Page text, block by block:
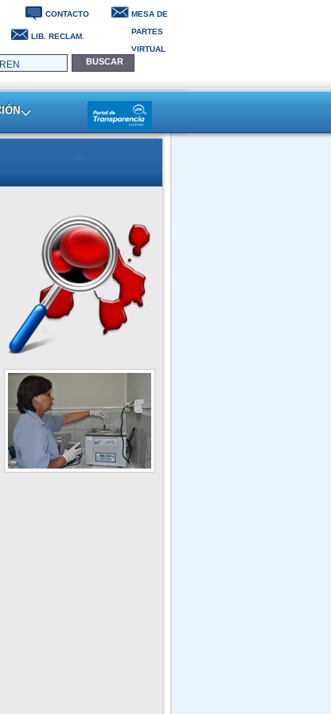
CONTACTO
MESA DE
PARTES
VIRTUAL
LIB. RECLAM.